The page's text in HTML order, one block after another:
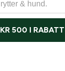
KR 500 I